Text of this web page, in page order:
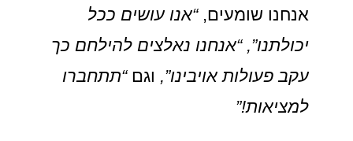
אנחנו שומעים,“אנו עושים ככל
יכולתנו”, “אנחנו נאלצים להילחם כך
עקב פעולות אויבינו”, וגם “תתחברו
למציאות!”